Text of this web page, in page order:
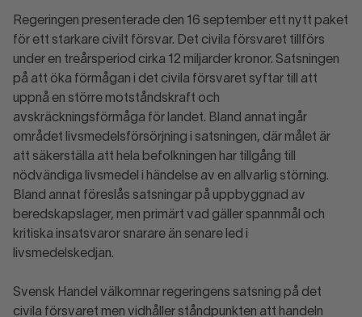
Regeringen presenterade den 16 september ett nytt paket
för ett starkare civilt försvar. Det civila försvaret tillförs
under en treårsperiod cirka 12 miljarder kronor. Satsningen
på att öka förmågan i det civila försvaret syftar till att
uppnå en större motståndskraft och
avskräckningsförmåga för landet. Bland annat ingår
området livsmedelsförsörjning i satsningen, där målet är
att säkerställa att hela befolkningen har tillgång till
nödvändiga livsmedel i händelse av en allvarlig störning.
Bland annat föreslås satsningar på uppbyggnad av
beredskapslager, men primärt vad gäller spannmål och
kritiska insatsvaror snarare än senare led i
livsmedelskedjan.
Svensk Handel välkomnar regeringens satsning på det
civila försvaret men vidhåller ståndpunkten att handeln